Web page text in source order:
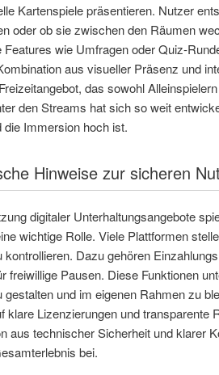
Kartenspiele präsentieren. Nutzer
oder ob sie zwischen den Räumen
wie Umfragen oder Quiz-
aus visueller Präsenz und
das sowohl
den Streams hat sich so weit
die Immersion hoch ist.
Hinweise zur sicheren
digitaler Unterhaltungsangebote
wichtige Rolle. Viele Plattformen
kontrollieren. Dazu gehören
freiwillige Pausen. Diese Funktionen
gestalten und im eigenen Rahmen zu
klare Lizenzierungen und transparente
aus technischer Sicherheit und klarer
bei.